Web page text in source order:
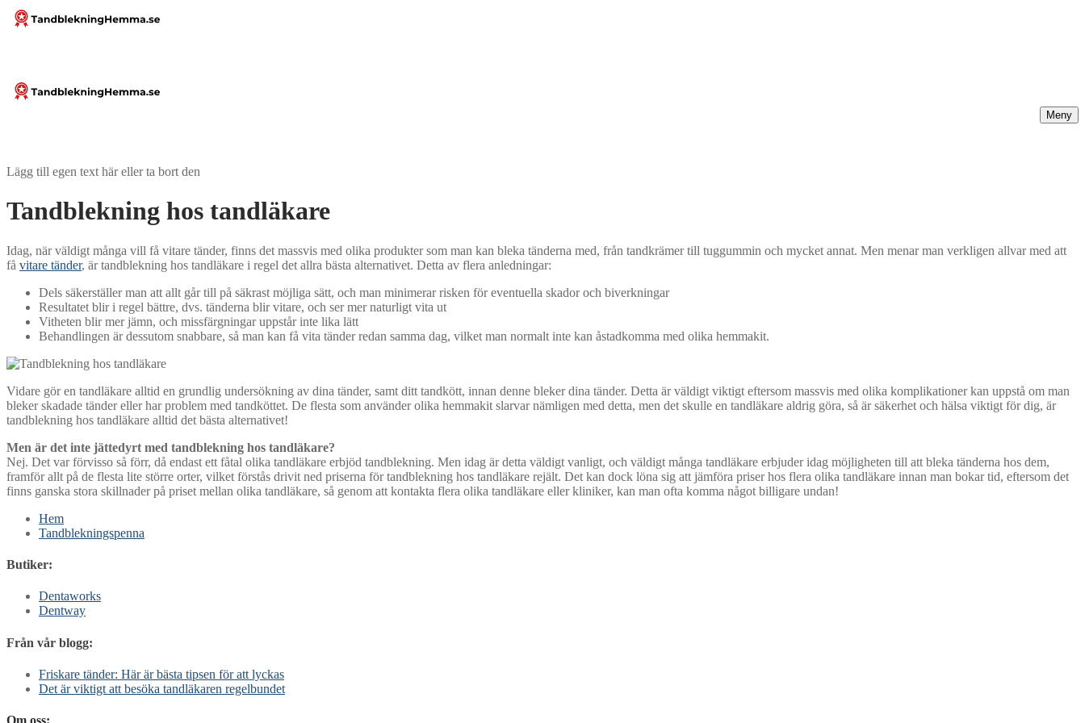
Hoppa
till
Meny
Stäng
Meny
Lägg till egen text här eller ta bort den
Tandblekning hos tandläkare
Idag, när väldigt många vill få vitare tänder, finns det massvis med olika produkter som man kan bleka tänderna med, från tandkrämer till tuggummin och mycket annat. Men menar man verkligen allvar med att
få vitare tänder, är tandblekning hos tandläkare i regel det allra bästa alternativet. Detta av flera anledningar:
Dels säkerställer man att allt går till på säkrast möjliga sätt, och man minimerar risken för eventuella skador och biverkningar
Resultatet blir i regel bättre, dvs. tänderna blir vitare, och ser mer naturligt vita ut
Vitheten blir mer jämn, och missfärgningar uppstår inte lika lätt
Behandlingen är dessutom snabbare, så man kan få vita tänder redan samma dag, vilket man normalt inte kan åstadkomma med olika hemmakit.
Vidare gör en tandläkare alltid en grundlig undersökning av dina tänder, samt ditt tandkött, innan denne bleker dina tänder. Detta är väldigt viktigt eftersom massvis med olika komplikationer kan uppstå om man
bleker skadade tänder eller har problem med tandköttet. De flesta som använder olika hemmakit slarvar nämligen med detta, men det skulle en tandläkare aldrig göra, så är säkerhet och hälsa viktigt för dig, är
tandblekning hos tandläkare alltid det bästa alternativet!
Men är det inte jättedyrt med tandblekning hos tandläkare?
Nej. Det var förvisso så förr, då endast ett fåtal olika tandläkare erbjöd tandblekning. Men idag är detta väldigt vanligt, och väldigt många tandläkare erbjuder idag möjligheten till att bleka tänderna hos dem,
framför allt på de flesta lite större orter, vilket förstås drivit ned priserna för tandblekning hos tandläkare rejält. Det kan dock löna sig att jämföra priser hos flera olika tandläkare innan man bokar tid, eftersom det
finns ganska stora skillnader på priset mellan olika tandläkare, så genom att kontakta flera olika tandläkare eller kliniker, kan man ofta komma något billigare undan!
Hem
Tandblekningspenna
Butiker:
Dentaworks
Dentway
Från vår blogg:
Friskare tänder: Här är bästa tipsen för att lyckas
Det är viktigt att besöka tandläkaren regelbundet